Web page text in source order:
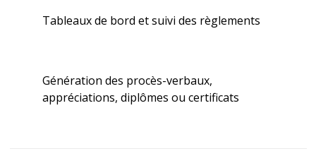
Tableaux de bord et suivi des règlements
Génération des procès-verbaux,
appréciations, diplômes ou certificats